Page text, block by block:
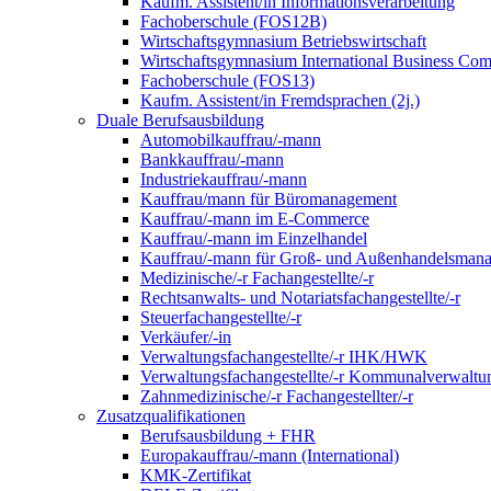
Fachoberschule (FOS12B)
Wirtschaftsgymnasium Betriebswirtschaft
Wirtschaftsgymnasium International Business
Fachoberschule (FOS13)
Kaufm. Assistent/in Fremdsprachen (2j.)
Duale Berufsausbildung
Automobilkauffrau/-mann
Bankkauffrau/-mann
Industriekauffrau/-mann
Kauffrau/mann für Büromanagement
Kauffrau/-mann im E-Commerce
Kauffrau/-mann im Einzelhandel
Kauffrau/-mann für Groß- und
Medizinische/-r Fachangestellte/-r
Rechtsanwalts- und Notariatsfachangestellte/-r
Steuerfachangestellte/-r
Verkäufer/-in
Verwaltungs­fach­angestellte/-r IHK/HWK
Verwaltungsfach­angestellte/-r
Zahnmedizinische/-r Fachangestellter/-r
Zusatzqualifikationen
Berufsausbildung + FHR
Europakauffrau/-mann (International)
KMK-Zertifikat